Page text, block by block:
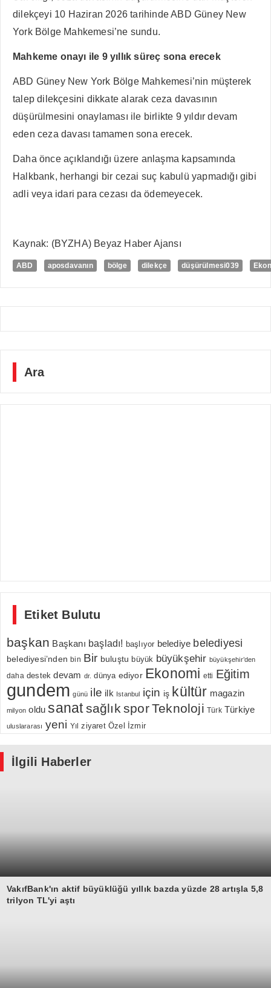
dilekçeyi 10 Haziran 2026 tarihinde ABD Güney New
York Bölge Mahkemesi’ne sundu.
Mahkeme onayı ile 9 yıllık süreç sona erecek
ABD Güney New York Bölge Mahkemesi’nin müşterek
talep dilekçesini dikkate alarak ceza davasının
düşürülmesini onaylaması ile birlikte 9 yıldır devam
eden ceza davası tamamen sona erecek.
Daha önce açıklandığı üzere anlaşma kapsamında
Halkbank, herhangi bir cezai suç kabulü yapmadığı gibi
adli veya idari para cezası da ödemeyecek.
Kaynak: (BYZHA) Beyaz Haber Ajansı
ABD aposdavanın bölge dilekçe düşürülmesi039
Ara
Etiket Bulutu
başkan Başkanı başladı! başlıyor belediye belediyesi
belediyesi’nden bin Bir buluştu büyük büyükşehir büyükşehir’den
daha destek devam dr. dünya ediyor Ekonomi etti Eğitim
gundem günü ile ilk Istanbul için iş kültür magazin
milyon oldu sanatsağlık sporTeknoloji Türk Türkiye
uluslararası yeni Yıl ziyaret Özel İzmir
İlgili Haberler
VakıfBank'ın aktif büyüklüğü yıllık bazda yüzde 28 artışla 5,8
trilyon TL'yi aştı